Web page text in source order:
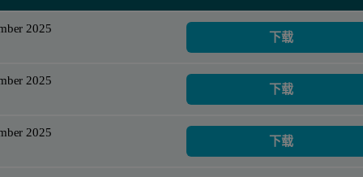
2025
下载
2025
下载
2025
下载